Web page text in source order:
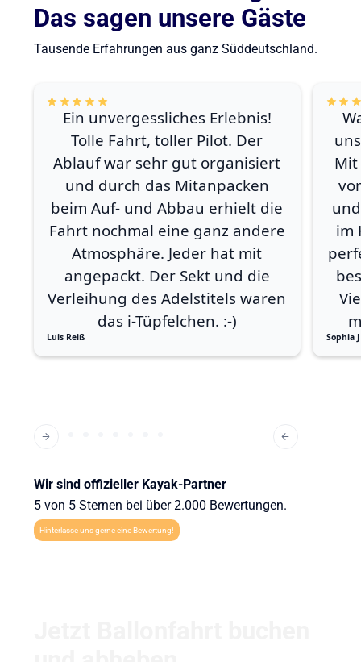
Das sagen unsere Gäste
Tausende Erfahrungen aus ganz Süddeutschland.
Ein unvergessliches Erlebnis!
Tolle Fahrt, toller Pilot. Der
Ablauf war sehr gut organisiert
und durch das Mitanpacken
beim Auf- und Abbau erhielt die
Fahrt nochmal eine ganz andere
Atmosphäre. Jeder hat mit
angepackt. Der Sekt und die
Verleihung des Adelstitels waren
das i-Tüpfelchen. :-)
Luis Reiß
im
Sophia J
Wir sind offizieller Kayak-Partner
5 von 5 Sternen bei über 2.000 Bewertungen.
Hinterlasse uns gerne eine Bewertung!